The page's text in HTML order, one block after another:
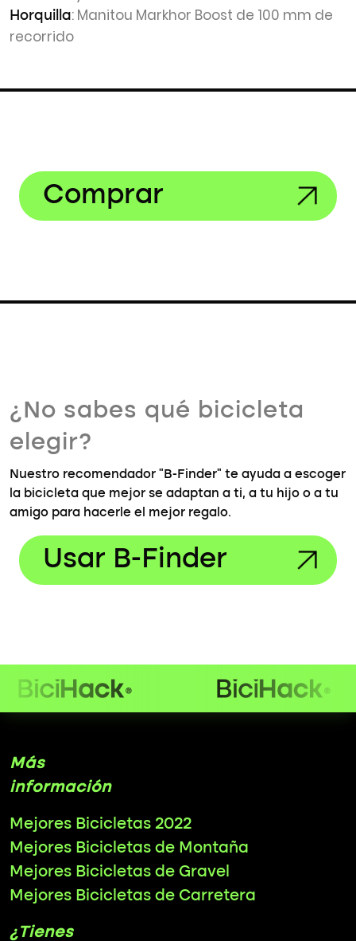
Horquilla: Manitou Markhor Boost de 100 mm de
recorrido
Comprar
¿No sabes qué bicicleta
elegir?
Nuestro recomendador "B-Finder" te ayuda a escoger
la bicicleta que mejor se adaptan a ti, a tu hijo o a tu
amigo para hacerle el mejor regalo.
Usar B-Finder
Más
información
Mejores Bicicletas 2022
Mejores Bicicletas de Montaña
Mejores Bicicletas de Gravel
Mejores Bicicletas de Carretera
¿Tienes